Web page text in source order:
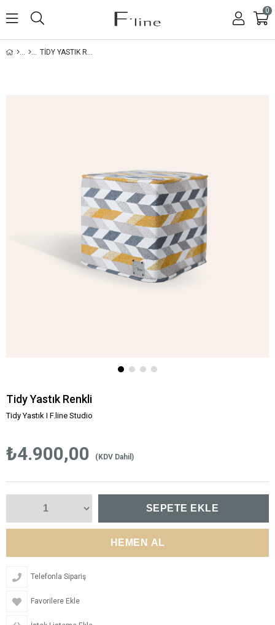
0
TIDY YASTIK RENKLI
Tidy Yastık Renkli
Tidy Yastık I F.line Studio
₺4.900,00 (KDV Dahil)
Telefonla Sipariş
Favorilere Ekle